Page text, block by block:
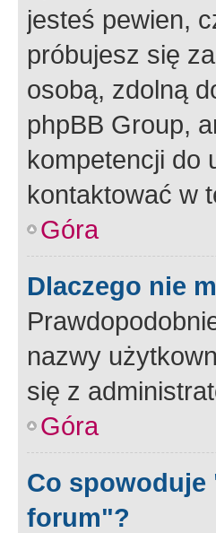
jesteś pewien,
próbujesz się
osobą, zdolną
phpBB Group,
kompetencji do
kontaktować w
Góra
Dlaczego nie
nazwy
się z
Góra
Co
forum"?